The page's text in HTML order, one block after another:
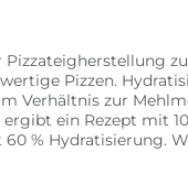
Pizzen.
Verhältnis zur
ein Rezept mit
% Hydratisierung.